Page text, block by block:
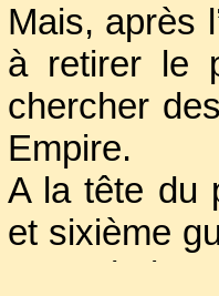
Mais, après
à retirer le
chercher
Empire.
A la tête du
et sixième
reprochait